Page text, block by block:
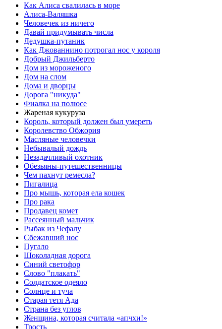
Как Алиса свалилась в море
Алиса-Валяшка
Человечек из ничего
Давай придумывать числа
Дедушка-путаник
Как Джованнино потрогал нос у короля
Добрый Джильберто
Дом из мороженого
Дом на слом
Дома и дворцы
Дорога "никуда"
Фиалка на полюсе
Жареная кукуруза
Король, который должен был умереть
Королевство Обжория
Масляные человечки
Небывалый дождь
Незадачливый охотник
Обезьяны-путешественницы
Чем пахнут ремесла?
Пигалица
Про мышь, которая ела кошек
Про рака
Продавец комет
Рассеянный мальчик
Рыбак из Чефалу
Сбежавший нос
Пугало
Шоколадная дорога
Синий светофор
Слово "плакать"
Солдатское одеяло
Солнце и туча
Старая тетя Ада
Страна без углов
Женщина, которая считала «апчхи!»
Трость